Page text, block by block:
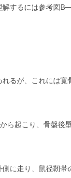
するには参考図
るが、これには寛
起こり、骨盤後
に走り、鼠径靭